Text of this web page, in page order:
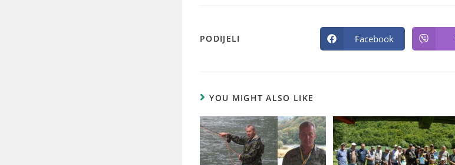
PODIJELI Facebook
YOU MIGHT ALSO LIKE